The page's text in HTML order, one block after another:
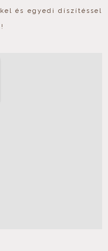
és egyedi díszítéssel